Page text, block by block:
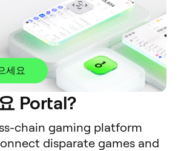
세요
Portal?
chain gaming platform
disparate games and